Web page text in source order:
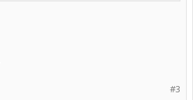
#3